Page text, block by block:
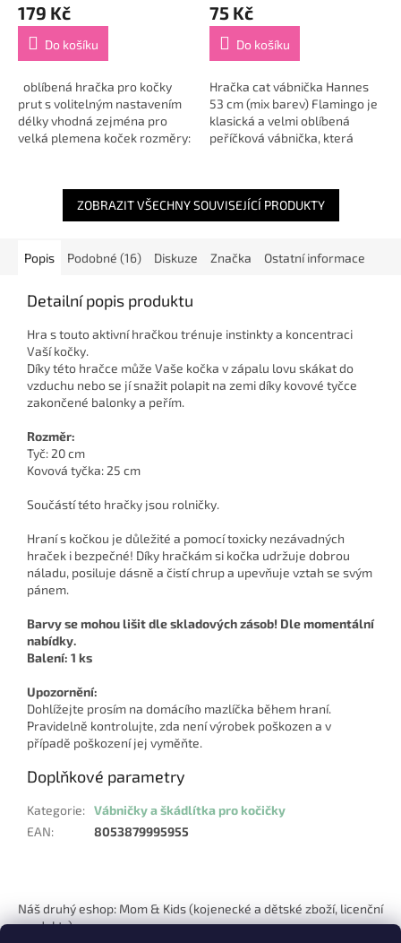
179 Kč
Do košíku
oblíbená hračka pro kočky
prut s volitelným nastavením
délky vhodná zejména pro
velká plemena koček rozměry:
75 Kč
Do košíku
Hračka cat vábnička Hannes
53 cm (mix barev) Flamingo je
klasická a velmi oblíbená
peříčková vábnička, která
jí...
ZOBRAZIT VŠECHNY SOUVISEJÍCÍ PRODUKTY
Popis Podobné (16) Diskuze Značka Ostatní informace
Detailní popis produktu
Hra s touto aktivní hračkou trénuje instinkty a koncentraci
Vaší kočky.
Díky této hračce může Vaše kočka v zápalu lovu skákat do
vzduchu nebo se jí snažit polapit na zemi díky kovové tyčce
zakončené balonky a peřím.
Rozměr:
Tyč: 20 cm
Kovová tyčka: 25 cm
Součástí této hračky jsou rolničky.
Hraní s kočkou je důležité a pomocí toxicky nezávadných
hraček i bezpečné! Díky hračkám si kočka udržuje dobrou
náladu, posiluje dásně a čistí chrup a upevňuje vztah se svým
pánem.
Barvy se mohou lišit dle skladových zásob! Dle momentální
nabídky.
Balení: 1 ks
Upozornění:
Dohlížejte prosím na domácího mazlíčka během hraní.
Pravidelně kontrolujte, zda není výrobek poškozen a v
případě poškození jej vyměňte.
Doplňkové parametry
Kategorie: Vábničky a škádlítka pro kočičky
EAN: 8053879995955
p
Náš druhý eshop: Mom & Kids (kojenecké a dětské zboží, licenční
produkty)